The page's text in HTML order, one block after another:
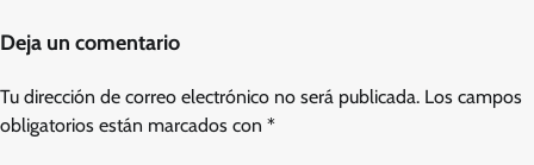
Deja un comentario
Tu dirección de correo electrónico no será publicada. Los campos
obligatorios están marcados con *